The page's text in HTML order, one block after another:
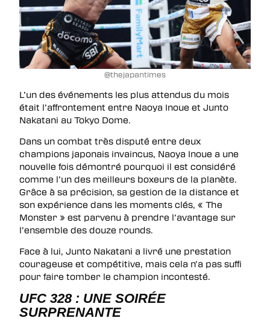
@thejapantimes
L’un des événements les plus attendus du mois
était l’affrontement entre Naoya Inoue et Junto
Nakatani au Tokyo Dome.
Dans un combat très disputé entre deux
champions japonais invaincus, Naoya Inoue a une
nouvelle fois démontré pourquoi il est considéré
comme l’un des meilleurs boxeurs de la planète.
Grâce à sa précision, sa gestion de la distance et
son expérience dans les moments clés, « The
Monster » est parvenu à prendre l’avantage sur
l’ensemble des douze rounds.
Face à lui, Junto Nakatani a livré une prestation
courageuse et compétitive, mais cela n’a pas suffi
pour faire tomber le champion incontesté.
UFC 328 : UNE SOIRÉE
SURPRENANTE